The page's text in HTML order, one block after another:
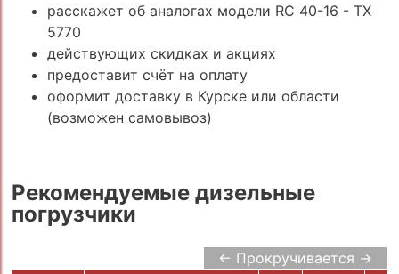
расскажет об аналогах модели RC 40-16 - TX
5770
действующих скидках и акциях
предоставит счёт на оплату
оформит доставку в Курске или области
(возможен самовывоз)
Рекомендуемые дизельные
погрузчики
← Прокручивается →